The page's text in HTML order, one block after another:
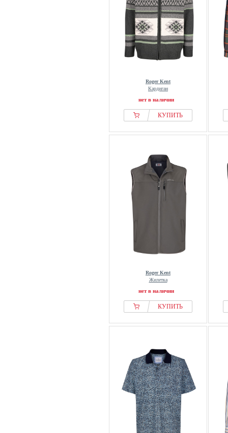
Roger Kent
Кардиган
нет в наличии
КУПИТЬ
Roger Kent
Жилетка
нет в наличии
КУПИТЬ